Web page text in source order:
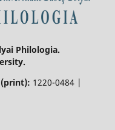
Philologia.
(print): 1220-0484 |